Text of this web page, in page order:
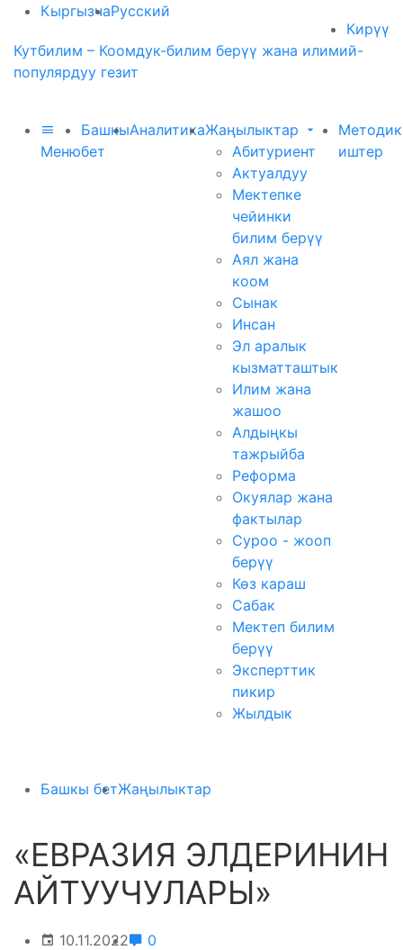
КыргызчаРусский
Кирүү
Кутбилим – Коомдук-билим берүү жана илимий-
популярдуу гезит
Меню
Башкы
бет
АналитикаЖаңылыктар
Абитуриент
Актуалдуу
Мектепке
чейинки
билим берүү
Аял жана
коом
Сынак
Инсан
Эл аралык
кызматташтык
Илим жана
жашоо
Алдыңкы
тажрыйба
Реформа
Окуялар жана
фактылар
Суроо - жооп
берүү
Көз караш
Сабак
Мектеп билим
берүү
Эксперттик
пикир
Жылдык
иштер
Башкы бетЖаңылыктар
«ЕВРАЗИЯ ЭЛДЕРИНИН
АЙТУУЧУЛАРЫ»
10.11.2022 0